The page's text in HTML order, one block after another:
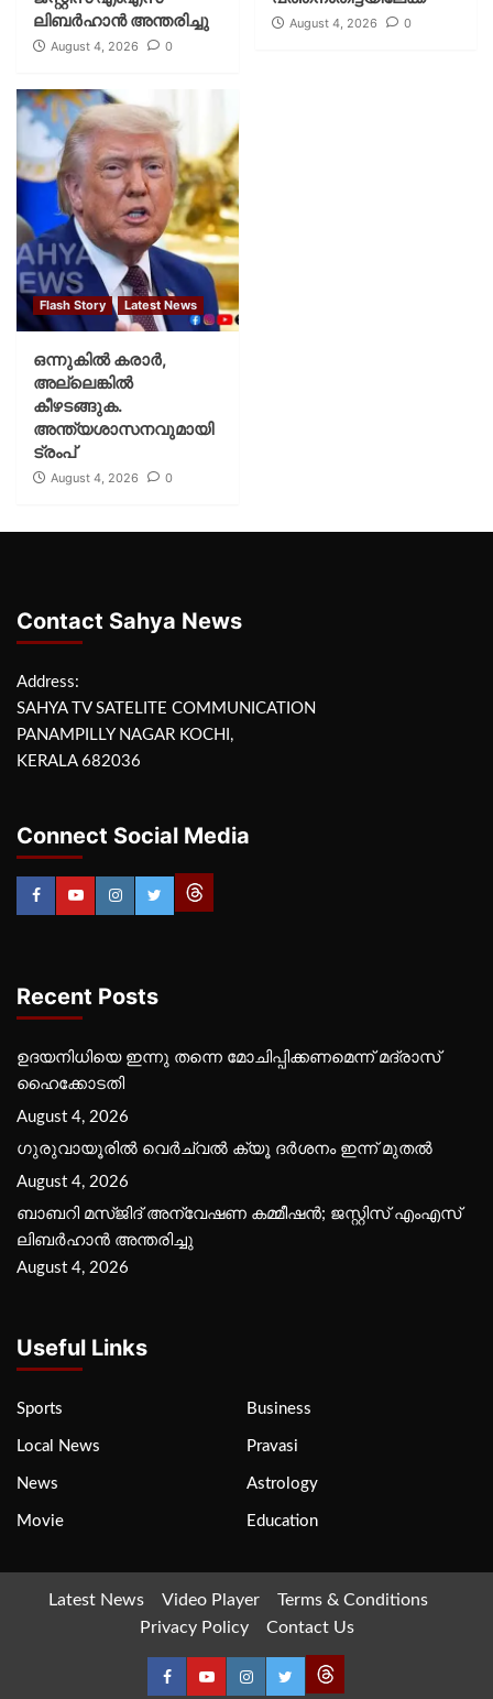
ലിബര്‍ഹാന്‍ അന്തരിച്ചു
August 4, 2026 0
August 4, 2026 0
Flash Story Latest News
ഒന്നുകില്‍ കരാര്‍,
അല്ലെങ്കില്‍
കീഴടങ്ങുക.
അന്ത്യശാസനവുമായി
ട്രംപ്
August 4, 2026 0
Contact Sahya News
Address:
SAHYA TV SATELITE COMMUNICATION
PANAMPILLY NAGAR KOCHI,
KERALA 682036
Connect Social Media
Recent Posts
ഉദയനിധിയെ ഇന്നു തന്നെ മോചിപ്പിക്കണമെന്ന് മദ്രാസ്
ഹൈക്കോടതി
August 4, 2026
ഗുരുവായൂരില്‍ വെര്‍ച്വല്‍ ക്യൂ ദര്‍ശനം ഇന്ന് മുതല്‍
August 4, 2026
ബാബറി മസ്ജിദ് അന്വേഷണ കമ്മീഷന്‍; ജസ്റ്റിസ് എംഎസ്
ലിബര്‍ഹാന്‍ അന്തരിച്ചു
August 4, 2026
Useful Links
Sports Business
Local News Pravasi
News Astrology
Movie Education
Latest News Video Player
Terms & Conditions
Privacy Policy
Contact Us